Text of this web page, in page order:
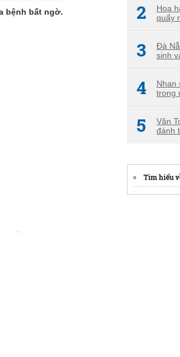
bệnh bất ngờ.
2
Hoa
quấy
3
Đà
sinh
4
Nhan
trong
5
Văn
đánh
Tìm hiểu